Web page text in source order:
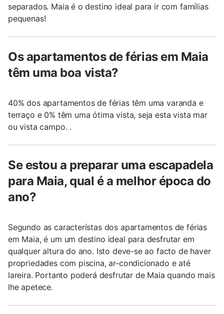
separados. Maia é o destino ideal para ir com famílias
pequenas!
Os apartamentos de férias em Maia
têm uma boa vista?
40% dos apartamentos de férias têm uma varanda e
terraço e 0% têm uma ótima vista, seja esta vista mar
ou vista campo. .
Se estou a preparar uma escapadela
para Maia, qual é a melhor época do
ano?
Segundo as característas dos apartamentos de férias
em Maia, é um um destino ideal para desfrutar em
qualquer altura do ano. Isto deve-se ao facto de haver
propriedades com piscina, ar-condicionado e até
lareira. Portanto poderá desfrutar de Maia quando mais
lhe apetece.